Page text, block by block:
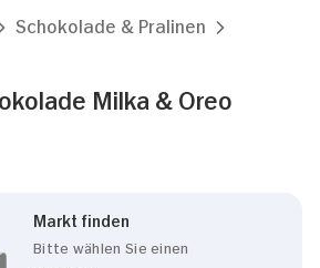
Schokolade & Pralinen
Milka & Oreo
Markt finden
Bitte wählen Sie einen